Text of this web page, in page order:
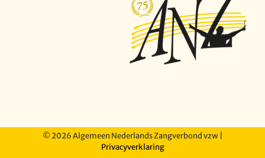
©2026 Algemeen Nederlands Zangverbond vzw |
Privacyverklaring